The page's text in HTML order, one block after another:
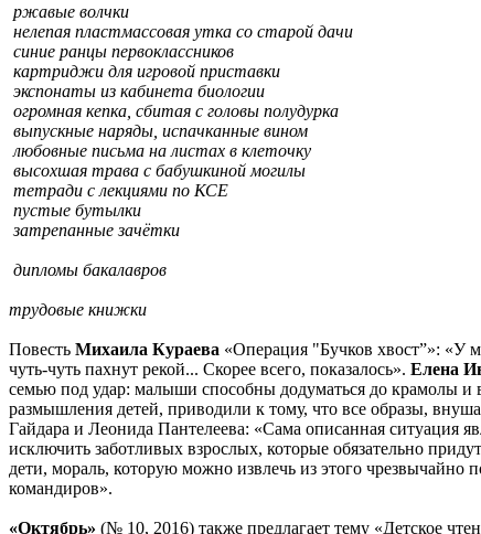
ржавые волчки
нелепая пластмассовая утка со старой дачи
синие ранцы первоклассников
картриджи для игровой приставки
экспонаты из кабинета биологии
огромная кепка, сбитая с головы полудурка
выпускные наряды, испачканные вином
любовные письма на листах в клеточку
высохшая трава с бабушкиной могилы
тетради с лекциями по КСЕ
пустые бутылки
затрепанные зачётки
дипломы бакалавров
трудовые книжки
Повесть Михаила Кураева «Операция "Бучков хвост”»: «У
чуть-чуть пахнут рекой... Скорее всего, показалось». Елена
семью под удар: малыши способны додуматься до крамолы
размышления детей, приводили к тому, что все образы,
Гайдара и Леонида Пантелеева: «Сама описанная ситуация
исключить заботливых взрослых, которые обязательно
дети, мораль, которую можно извлечь из этого чрезвычайно
командиров».
«Октябрь» (№ 10, 2016) также предлагает тему «Детское